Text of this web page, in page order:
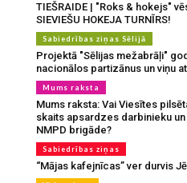
TIEŠRAIDE | "Roks & hokejs"
SIEVIEŠU HOKEJA TURNĪRS!
Sabiedrības ziņas Sēlijā
Projektā "Sēlijas mežabrāļi"
nacionālos partizānus un viņu
Mums raksta
Mums raksta: Vai Viesītes
skaits apsardzes darbinieku
NMPD brigāde?
Sabiedrības ziņas
“Mājas kafejnīcas” ver durvis